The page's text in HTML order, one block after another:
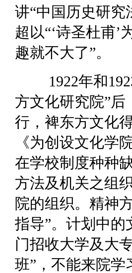
讲“中国历史研究
超以“‘诗圣杜甫
趣就不大了”。
1922年和
方文化研究院”
行，裨东方文化
《为创设文化学
在学校制度种种
方法及机关之组
院的组织。精神
指导”。计划中的
门招收大学及大
班”，不能来院学